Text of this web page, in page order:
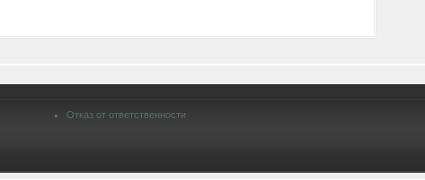
Отказ от ответственности